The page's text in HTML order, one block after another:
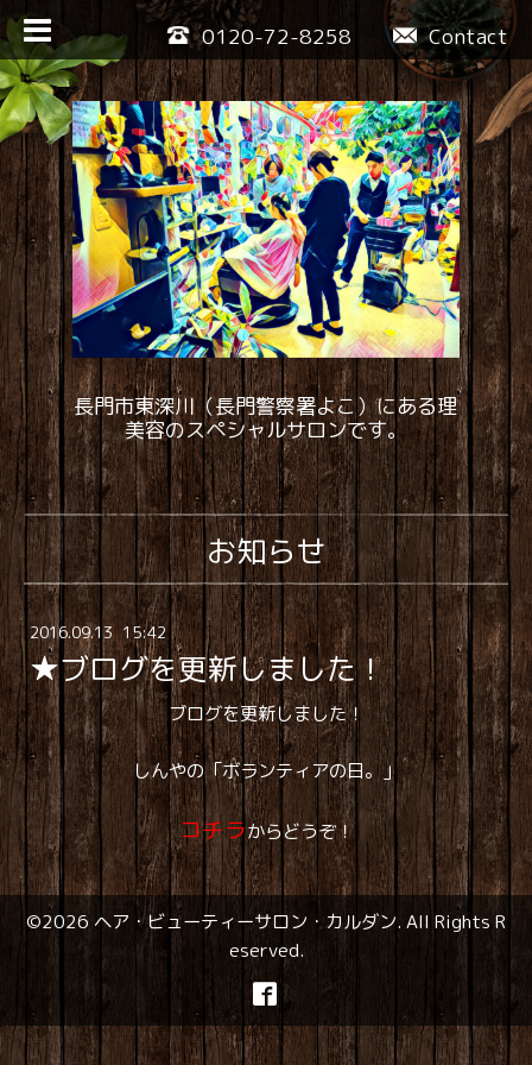
Contact
0120-72-8258
長門市東深川（長門警察署よこ）にある理
美容のスペシャルサロンです。
お知らせ
2016.09.13 15:42
★ブログを更新しました！
ブログを更新しました！
しんやの「ボランティアの日。」
コチラからどうぞ！
©2026 ヘア・ビューティーサロン・カルダン. All Rights R
eserved.